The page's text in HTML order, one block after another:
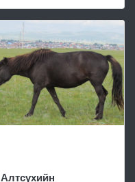
Алтсүхийн